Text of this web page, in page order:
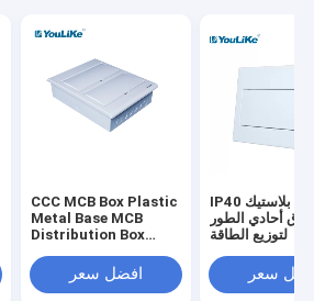
CCC MCB Box Plastic
Metal Base MCB
Distribution Box
افضل سعر
IP40 بلاستيك MCB
أحادي الطور
لتوزيع الطاقة
سعر